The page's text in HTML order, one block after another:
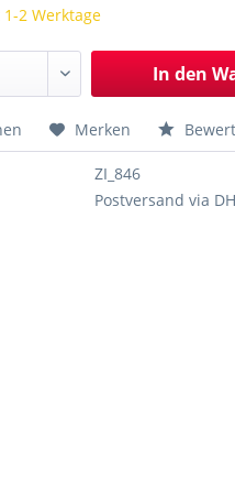
2 Werktage
In den
Merken
ZI_846
Postversand via